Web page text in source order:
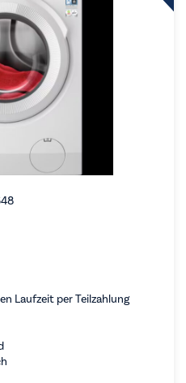
Laufzeit per Teilzahlung